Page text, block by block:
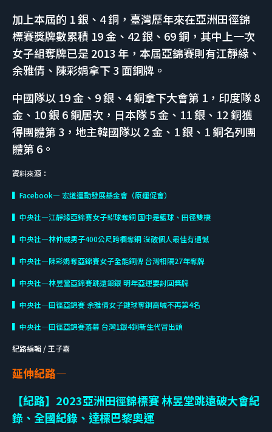
加上本屆的 1 銀、4 銅，臺灣歷年來在亞洲田徑錦
標賽獎牌數累積 19 金、42 銀、69 銅，其中上一次
女子組奪牌已是 2013 年，本屆亞錦賽則有江靜緣、
余雅倩、陳彩娟拿下 3 面銅牌。
中國隊以 19 金、9 銀、4 銅拿下大會第 1，印度隊 8
金、10 銀 6 銅居次，日本隊 5 金、11 銀、12 銅獲
得團體第 3，地主韓國隊以 2 金、1 銀、1 銅名列團
體第 6。
資料來源：
▍Facebook— 宏道運動發展基金會（原運促會）
▍中央社—江靜緣亞錦賽女子鉛球奪銅 國中是籃球、田徑雙棲
▍中央社—林仲威男子400公尺跨欄奪銅 沒破個人最佳有遺憾
▍中央社—陳彩娟奪亞錦賽女子全能銅牌 台灣相隔27年奪牌
▍中央社—林昱堂亞錦賽跳遠鍍銀 明年亞運要討回獎牌
▍中央社—田徑亞錦賽 余雅倩女子鏈球奪銅高喊不再第4名
▍中央社—田徑亞錦賽落幕 台灣1銀4銅新生代冒出頭
紀路編輯 / 王子嘉
延伸紀路—
【紀路】2023亞洲田徑錦標賽 林昱堂跳遠破大會紀
錄、全國紀錄、達標巴黎奧運